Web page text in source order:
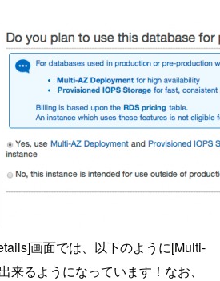
画面では、以下のように[Multi-
来るようになっています！なお、